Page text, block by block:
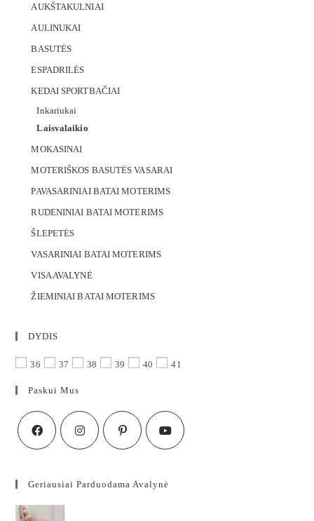
AUKŠTAKULNIAI
AULINUKAI
BASUTĖS
ESPADRILĖS
KEDAI SPORTBAČIAI
Inkariukai
Laisvalaikio
MOKASINAI
MOTERIŠKOS BASUTĖS VASARAI
PAVASARINIAI BATAI MOTERIMS
RUDENINIAI BATAI MOTERIMS
ŠLEPETĖS
VASARINIAI BATAI MOTERIMS
VISA AVALYNĖ
ŽIEMINIAI BATAI MOTERIMS
DYDIS
36 37 38 39 40 41
Paskui Mus
Geriausiai Parduodama Avalynė